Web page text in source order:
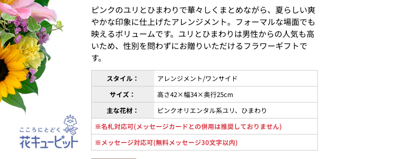
ピンクのユリとひまわりで華々しくまとめながら、夏らしい爽
やかな印象に仕上げたアレンジメント。フォーマルな場面でも
映えるボリュームです。ユリとひまわりは男性からの人気も高
いため、性別を問わずにお贈りいただけるフラワーギフトで
す。
スタイル：
アレンジメント/ワンサイド
サイズ：
高さ42×幅34×奥行25cm
主な花材：
ピンクオリエンタル系ユリ、ひまわり
※名札対応可(メッセージカードとの併用は推奨しておりません)
※メッセージ対応可(無料メッセージ30文字以内)